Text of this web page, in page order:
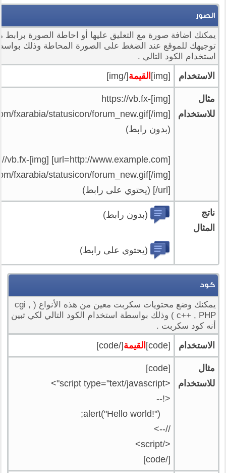
الصور
يمكنك اضافة صورة مع التعليق عليها أو احاطة الصورة برابط
توجيهك للموقع عند الضغط على الصورة المحاطة وذلك
استخدام الكود التالي .
الاستخدام [img] القيمة[/img]
مثال
للاستخدام
[img]https://vb.fx-
fxarabia/statusicon/forum_new.gif[/img]
(بدون رابط)
[img]https://vb.fx-
fxarabia/statusicon/forum_new.gif[/img]
[/url] (يحتوي على رابط)
ناتج
المثال
(بدون رابط)
(يحتوي على رابط)
كود
يمكنك وضع محتويات سكربت معين من هذه الأنواع ( cgi ,
c++ , PHP ) وذلك بواسطة استخدام الكود التالي لكي تبين
أنه كود سكربت .
الاستخدام [code] القيمة[/code]
مثال
للاستخدام
[code]
<script type="text/javascript">
<!--
//-->
</script>
[/code]